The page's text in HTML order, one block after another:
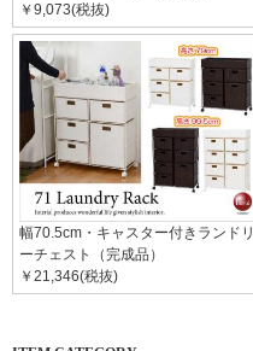
￥9,073(税抜)
幅70.5cm・キャスター付きランドリ
ーチェスト（完成品）
￥21,346(税抜)